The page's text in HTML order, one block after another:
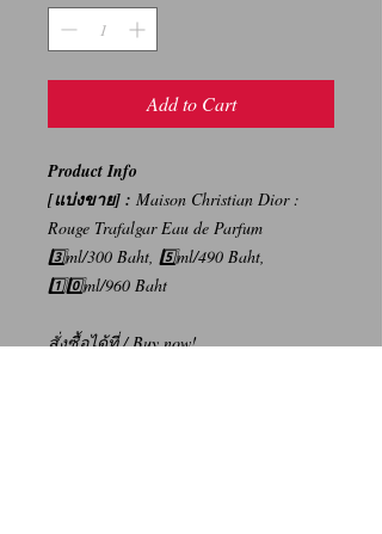
Add to Cart
Product Info
[แบ่งขาย] : Maison Christian Dior :
Rouge Trafalgar Eau de Parfum
3️⃣ml/300 Baht, 5️⃣ml/490 Baht,
1️⃣0️⃣ml/960 Baht
สั่งซื้อได้ที่/ Buy now!